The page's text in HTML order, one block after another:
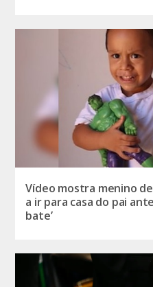
Vídeo mostra menino
a ir para casa do pai
bate’